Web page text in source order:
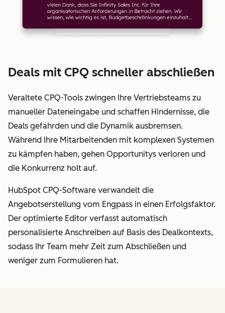
Deals mit CPQ schneller abschließen
Veraltete CPQ-Tools zwingen Ihre Vertriebsteams zu
manueller Dateneingabe und schaffen Hindernisse, die
Deals gefährden und die Dynamik ausbremsen.
Während Ihre Mitarbeitenden mit komplexen Systemen
zu kämpfen haben, gehen Opportunitys verloren und
die Konkurrenz holt auf.
HubSpot CPQ-Software verwandelt die
Angebotserstellung vom Engpass in einen Erfolgsfaktor.
Der optimierte Editor verfasst automatisch
personalisierte Anschreiben auf Basis des Dealkontexts,
sodass Ihr Team mehr Zeit zum Abschließen und
weniger zum Formulieren hat.